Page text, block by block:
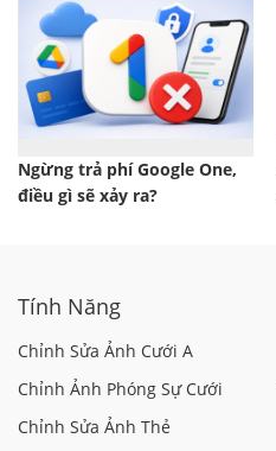
Ngừng trả phí Google One,
điều gì sẽ xảy ra?
Tính Năng
Chỉnh Sửa Ảnh Cưới A
Chỉnh Ảnh Phóng Sự Cưới
Chỉnh Sửa Ảnh Thẻ